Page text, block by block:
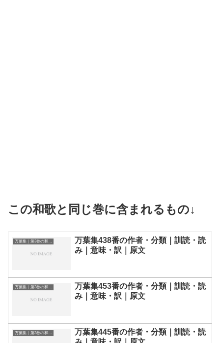
この和歌と同じ巻に含まれるもの↓
万葉集438番の作者・分類｜訓読・読
み｜意味・訳｜原文
万葉集｜第3巻の和歌一覧
万葉集453番の作者・分類｜訓読・読
み｜意味・訳｜原文
万葉集｜第3巻の和歌一覧
万葉集445番の作者・分類｜訓読・読